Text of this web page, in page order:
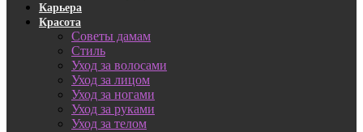
Карьера
Красота
Советы дамам
Стиль
Уход за волосами
Уход за лицом
Уход за ногами
Уход за руками
Уход за телом